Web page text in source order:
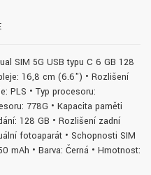
SIM 5G USB typu C 6 GB 128
16,8 cm (6.6") • Rozlišení
PLS • Typ procesoru:
778G • Kapacita paměti
128 GB • Rozlišení zadní
fotoaparát • Schopnosti SIM
mAh • Barva: Černá • Hmotnost: